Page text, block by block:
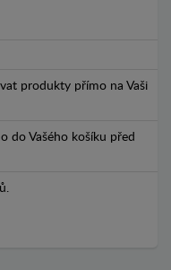
produkty přímo na Vaši
do Vašého košíku před